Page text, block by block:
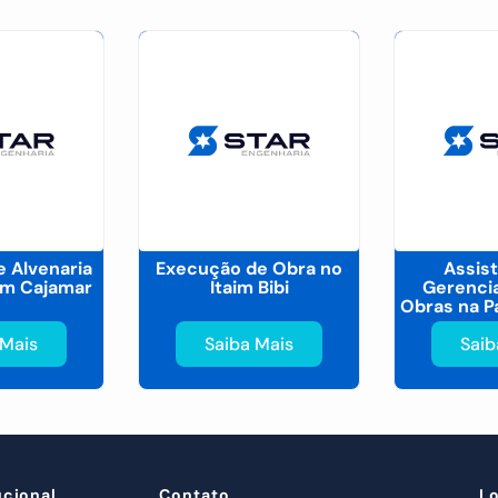
Alvenaria
Cajamar
Execução de Obra no
Itaim Bibi
Saiba Mais
Obras na